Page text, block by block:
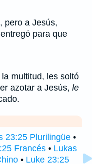
pero a Jesús,
para que
multitud, les soltó
azotar a Jesús, le
23:25 Plurilingüe •
Francés • Lukas
• Luke 23:25